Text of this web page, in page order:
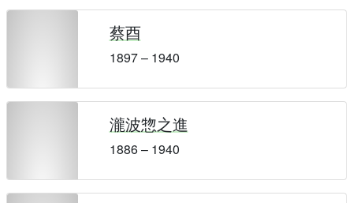
蔡酉
1897 – 1940
瀧波惣之進
1886 – 1940